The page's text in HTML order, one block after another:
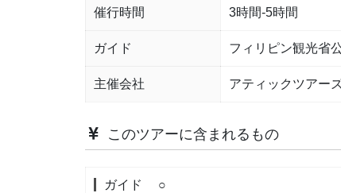
催行時間 3時間-5時間
ガイド フィリピン観光省
主催会社 アティックツアー
このツアーに含まれるもの
ガイド ○